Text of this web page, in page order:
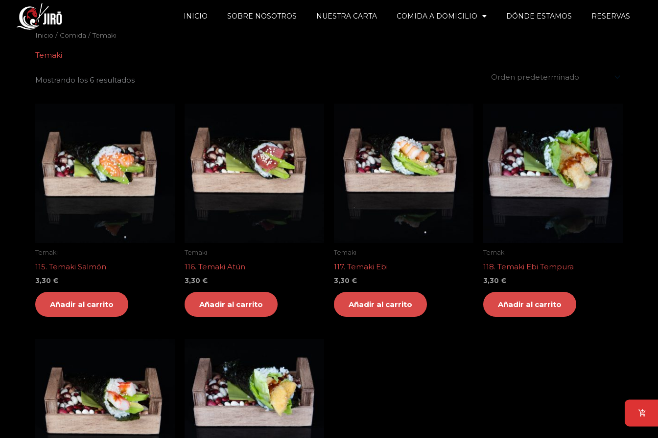
contenido
INICIO SOBRE NOSOTROS NUESTRA CARTA COMIDA A DOMICILIO DÓNDE ESTAMOS RESERVAS
Inicio / Comida / Temaki
Temaki
Mostrando los 6 resultados
Temaki
115. Temaki Salmón
3,30 €
Añadir al carrito
Temaki
116. Temaki Atún
3,30 €
Añadir al carrito
Temaki
117. Temaki Ebi
3,30 €
Añadir al carrito
Temaki
118. Temaki Ebi Tempura
3,30 €
Añadir al carrito